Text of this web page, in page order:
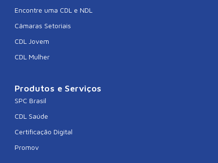
Encontre uma CDL e NDL
Câmaras Setoriais
CDL Jovem
CDL Mulher
Produtos e Serviços
SPC Brasil
CDL Saúde
Certificação Digital
Promov